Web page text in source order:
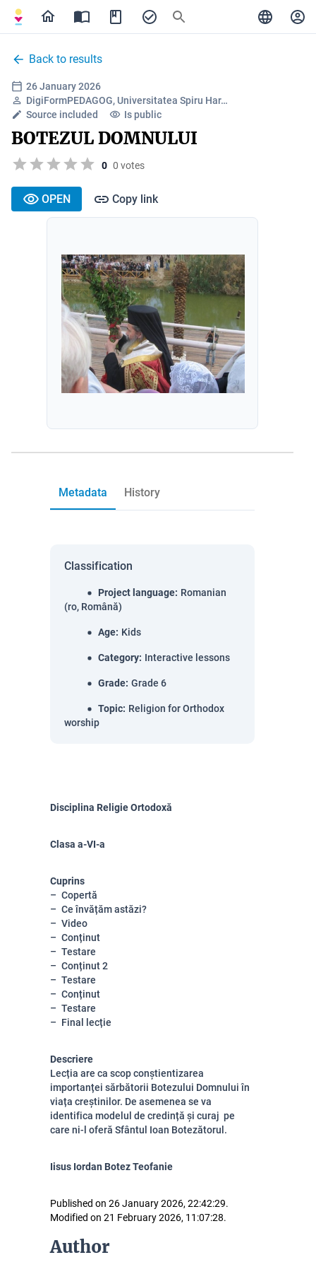
Back to results
26 January 2026
DigiFormPEDAGOG, Universitatea Spiru Har…
Source included
Is public
BOTEZUL DOMNULUI
0 0 votes
OPEN Copy link
Metadata History
Classification
Project language: Romanian
(ro, Română)
Age: Kids
Category: Interactive lessons
Grade: Grade 6
Topic: Religion for Orthodox
worship
Disciplina Religie Ortodoxă
Clasa a-VI-a
Cuprins
Copertă
Ce învățăm astăzi?
Video
Conținut
Testare
Conținut 2
Testare
Conținut
Testare
Final lecție
Descriere
Lecția are ca scop conștientizarea
importanței sărbătorii Botezului Domnului în
viața creștinilor. De asemenea se va
identifica modelul de credință și curaj pe
care ni-l oferă Sfântul Ioan Botezătorul.
Iisus Iordan Botez Teofanie
Published on 26 January 2026, 22:42:29.
Modified on 21 February 2026, 11:07:28.
Author